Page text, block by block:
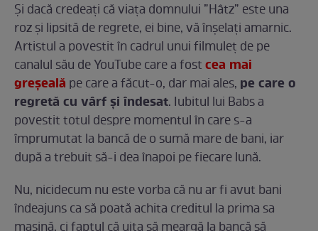
Și dacă credeați că viața domnului ”Hâtz” este una
roz și lipsită de regrete, ei bine, vă înșelați amarnic.
Artistul a povestit în cadrul unui filmuleț de pe
canalul său de YouTube care a fostcea mai
greșeală pe care a făcut-o, dar mai ales, pe care o
regretă cu vârf și îndesat. Iubitul lui Babs a
povestit totul despre momentul în care s-a
împrumutat la bancă de o sumă mare de bani, iar
după a trebuit să-i dea înapoi pe fiecare lună.
Nu, nicidecum nu este vorba că nu ar fi avut bani
îndeajuns ca să poată achita creditul la prima sa